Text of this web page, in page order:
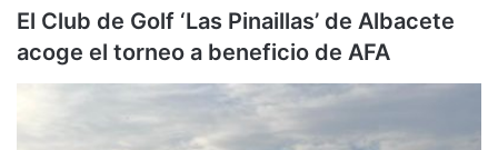
El Club de Golf ‘Las Pinaillas’ de Albacete
acoge el torneo a beneficio de AFA